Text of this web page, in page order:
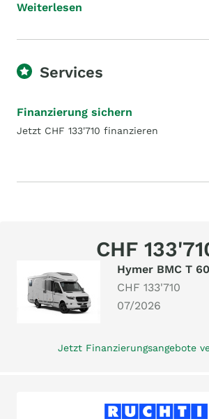
Weiterlesen
Services
Finanzierung sichern
Jetzt CHF 133'710 finanzieren
CHF
Hymer BMC T
CHF 133'710
07/2026
Jetzt Finanzierungsangebote